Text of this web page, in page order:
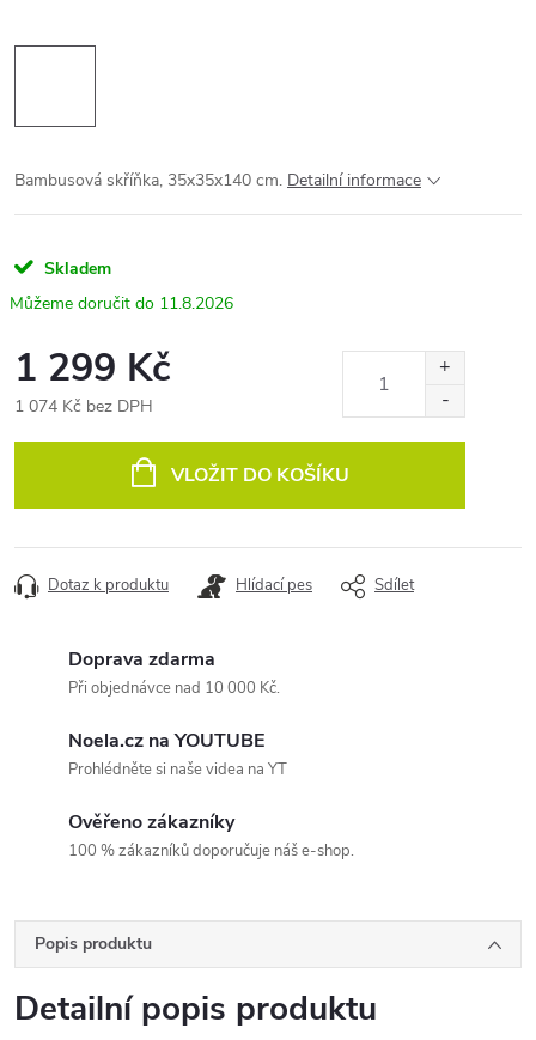
Bambusová skříňka, 35x35x140 cm. Detailní informace
Skladem
11.8.2026
1 299 Kč
1 074 Kč bez DPH
VLOŽIT DO KOŠÍKU
Dotaz k produktu Hlídací pes Sdílet
Doprava zdarma
Při objednávce nad 10 000 Kč.
Noela.cz na YOUTUBE
Prohlédněte si naše videa na YT
Ověřeno zákazníky
100 % zákazníků doporučuje náš e-shop.
Popis produktu
Detailní popis produktu